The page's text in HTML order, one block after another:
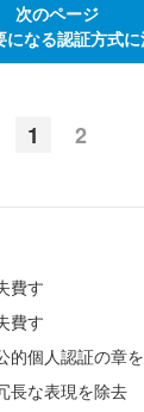
次のページ
になる認証方式
1 2
費す
費す
的個人認証の章
長な表現を除去